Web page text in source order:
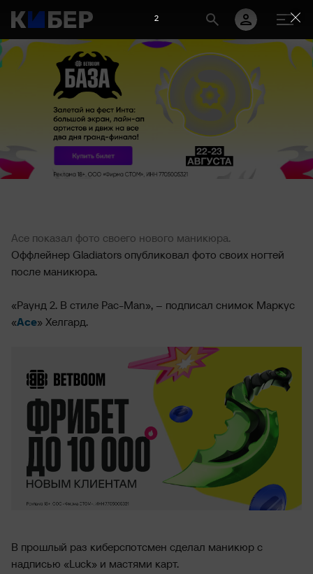
Ace показал фото своего нового маникюра.
Оффлейнер Gladiators опубликовал фото своих ногтей
после маникюра.
«Раунд 2. В стиле Pac-Man», – подписал снимок Маркус
«Ace» Хелгард.
В прошлый раз киберспотсмен сделал маникюр с
надписью «Luck» и мастями карт.
2